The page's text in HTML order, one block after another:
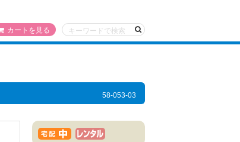
カートを見る
58-053-03